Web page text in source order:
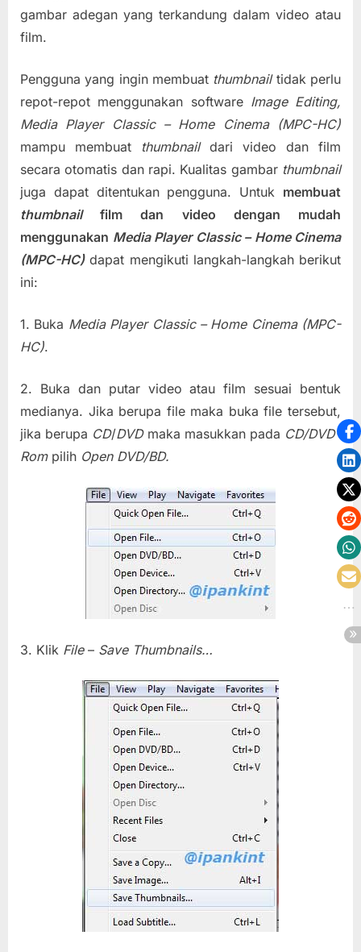
gambar adegan yang terkandung dalam video atau
film.
Pengguna yang ingin membuat thumbnailtidak perlu
repot-repot menggunakan software Image Editing,
Media Player Classic – Home Cinema (MPC-HC)
mampu membuat thumbnaildari video dan film
secara otomatis dan rapi. Kualitas gambar thumbnail
juga dapat ditentukan pengguna. Untuk membuat
thumbnailfilm dan video dengan mudah
menggunakan Media Player Classic – Home Cinema
(MPC-HC)dapat mengikuti langkah-langkah berikut
ini:
1. Buka Media Player Classic – Home Cinema (MPC-
HC).
2. Buka dan putar video atau film sesuai bentuk
medianya. Jika berupa file maka buka file tersebut,
jika berupa CD/DVDmaka masukkan pada CD/DVD-
Rompilih Open DVD/BD.
3. Klik File– Save Thumbnails…